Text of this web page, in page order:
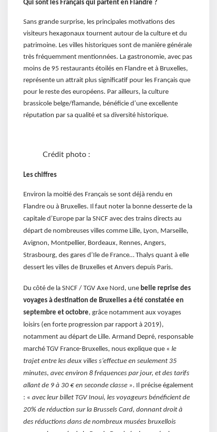
Qui sont les Français qui partent en Flandre ?
Sans grande surprise, les principales motivations des
visiteurs hexagonaux tournent autour de la culture et du
patrimoine. Les villes historiques sont de manière générale
très fréquemment mentionnées. La gastronomie, avec pas
moins de 95 restaurants étoilés en Flandre et à Bruxelles,
représente un attrait plus significatif pour les Français que
pour le reste des européens. Par ailleurs, la culture
brassicole belge/flamande, bénéficie d’une excellente
réputation par sa qualité et sa diversité historique.
Crédit photo :
Les chiffres
Environ la moitié des Français se sont déjà rendu en
Flandre ou à Bruxelles. Il faut noter la bonne desserte de la
capitale d’Europe par la SNCF avec des trains directs au
départ de nombreuses villes comme Lille, Lyon, Marseille,
Avignon, Montpellier, Bordeaux, Rennes, Angers,
Strasbourg, des gares d’Ile de France… Thalys quant à elle
dessert les villes de Bruxelles et Anvers depuis Paris.
Du côté de la SNCF / TGV Axe Nord, une belle reprise des
voyages à destination de Bruxelles a été constatée en
septembre et octobre, grâce notamment aux voyages
loisirs (en forte progression par rapport à 2019),
notamment au départ de Lille. Armand Depré, responsable
marché TGV France-Bruxelles, nous explique que « le
trajet entre les deux villes s’effectue en seulement 35
minutes, avec environ 8 fréquences par jour, et des tarifs
allant de 9 à 30 € en seconde classe ». Il précise également
: « avec leur billet TGV Inoui, les voyageurs bénéficient de
20% de réduction sur la Brussels Card, donnant droit à
des réductions dans de nombreux musées bruxellois